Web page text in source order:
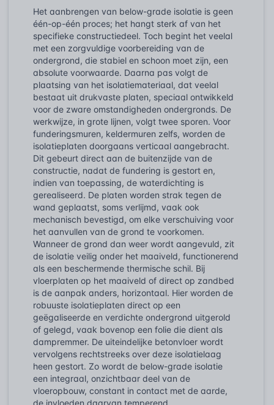
Het aanbrengen van below-grade isolatie is geen
één-op-één proces; het hangt sterk af van het
specifieke constructiedeel. Toch begint het veelal
met een zorgvuldige voorbereiding van de
ondergrond, die stabiel en schoon moet zijn, een
absolute voorwaarde. Daarna pas volgt de
plaatsing van het isolatiemateriaal, dat veelal
bestaat uit drukvaste platen, speciaal ontwikkeld
voor de zware omstandigheden ondergronds. De
werkwijze, in grote lijnen, volgt twee sporen. Voor
funderingsmuren, keldermuren zelfs, worden de
isolatieplaten doorgaans verticaal aangebracht.
Dit gebeurt direct aan de buitenzijde van de
constructie, nadat de fundering is gestort en,
indien van toepassing, de waterdichting is
gerealiseerd. De platen worden strak tegen de
wand geplaatst, soms verlijmd, vaak ook
mechanisch bevestigd, om elke verschuiving voor
het aanvullen van de grond te voorkomen.
Wanneer de grond dan weer wordt aangevuld, zit
de isolatie veilig onder het maaiveld, functionerend
als een beschermende thermische schil. Bij
vloerplaten op het maaiveld of direct op zandbed
is de aanpak anders, horizontaal. Hier worden de
robuuste isolatieplaten direct op een
geëgaliseerde en verdichte ondergrond uitgerold
of gelegd, vaak bovenop een folie die dient als
dampremmer. De uiteindelijke betonvloer wordt
vervolgens rechtstreeks over deze isolatielaag
heen gestort. Zo wordt de below-grade isolatie
een integraal, onzichtbaar deel van de
vloeropbouw, constant in contact met de aarde,
de invloeden daarvan temperend.